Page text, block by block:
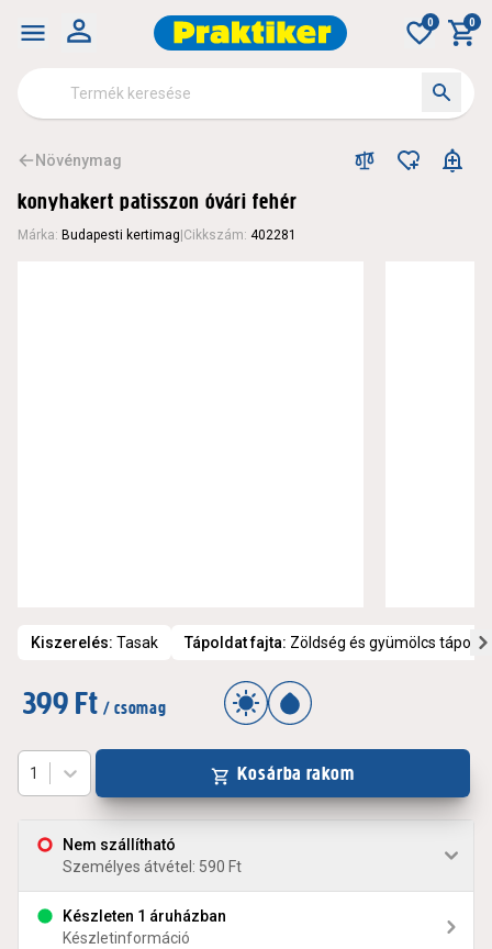
0 0
Növénymag
konyhakert patisszon óvári fehér
Márka: Budapesti kertimag Cikkszám: 402281
Kiszerelés: Tasak Tápoldat fajta: Zöldség és gyümölcs
399 Ft / csomag
Nem szállítható
Személyes átvétel: 590 Ft
Készleten 1 áruházban
Készletinformáció
1 Kosárba rakom